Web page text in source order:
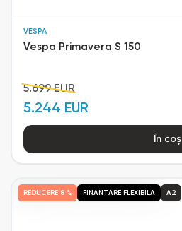
VESPA
Vespa Primavera S 150
5.699 EUR
5.244 EUR
În coș
REDUCERE 8 % FINANTARE FLEXIBILA A2